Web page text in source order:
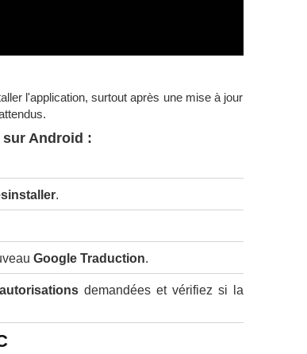
l'application, surtout après une mise à jour
Android :
.
Google Traduction.
autorisationsdemandées et vérifiez si la